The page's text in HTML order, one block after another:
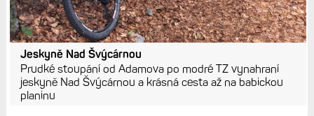
Jeskyně Nad Švýcárnou
Prudké stoupání od Adamova po modré TZ vynahraní
jeskyně Nad Švýcárnou a krásná cesta až na babickou
planinu